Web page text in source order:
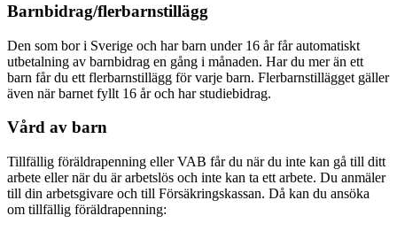
Barnbidrag/flerbarnstillägg
Den som bor i Sverige och har barn under 16 år får automatiskt
utbetalning av barnbidrag en gång i månaden. Har du mer än ett
barn får du ett flerbarnstillägg för varje barn. Flerbarnstillägget gäller
även när barnet fyllt 16 år och har studiebidrag.
Vård av barn
Tillfällig föräldrapenning eller VAB får du när du inte kan gå till ditt
arbete eller när du är arbetslös och inte kan ta ett arbete. Du anmäler
till din arbetsgivare och till Försäkringskassan. Då kan du ansöka
om tillfällig föräldrapenning: